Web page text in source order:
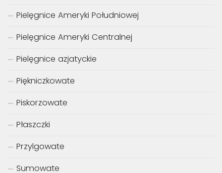
Pielęgnice Ameryki Południowej
Pielęgnice Ameryki Centralnej
Pielęgnice azjatyckie
Piękniczkowate
Piskorzowate
Płaszczki
Przylgowate
Sumowate